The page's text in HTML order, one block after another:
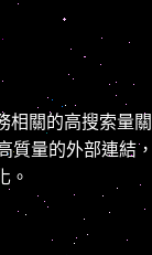
關的高搜索量
量的外部連結
。